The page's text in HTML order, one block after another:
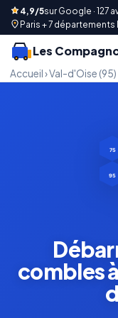
4,9/5sur Google · 127
Paris + 7 départements
Les
Accueil›Val-d'Oise (95)
75
95
combles